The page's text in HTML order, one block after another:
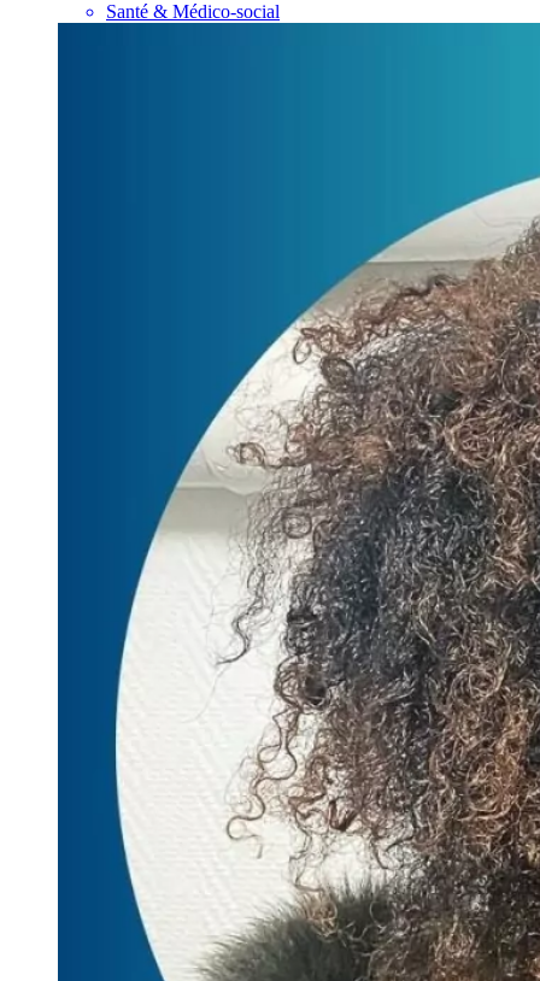
Santé & Médico-social